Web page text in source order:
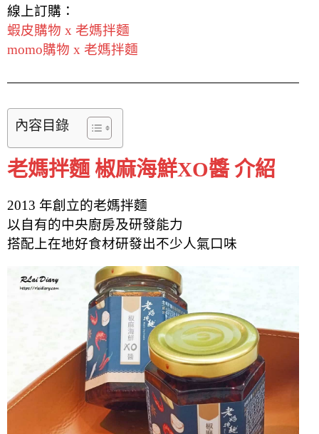
線上訂購：
蝦皮購物 x 老媽拌麵
momo購物 x 老媽拌麵
內容目錄
老媽拌麵 椒麻海鮮XO醬 介紹
2013 年創立的老媽拌麵
以自有的中央廚房及研發能力
搭配上在地好食材研發出不少人氣口味